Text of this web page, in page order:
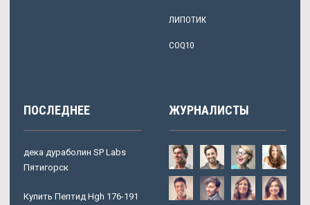
ЛИПОТИК
COQ10
ПОСЛЕДНЕЕ
дека дураболин SP Labs
Пятигорск
Купить Пептид Hgh 176-191
ЖУРНАЛИСТЫ